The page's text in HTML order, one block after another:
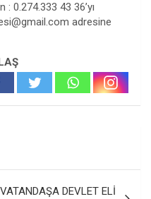
: 0.274.333 43 36’yı
adresine
DEVLET ELİ